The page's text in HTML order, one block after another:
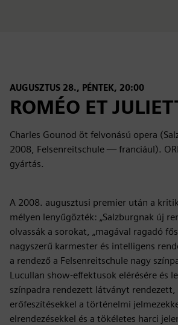
AUGUSZTUS 28., PÉNTEK, 20:00
ROMÉO ET
Charles Gounod öt felvonású opera
2008, Felsenreitschule — franciául).
gyártás.
A 2008. augusztusi premier után a
mélyen lenyűgözték: „Salzburgnak új
olvassák a sorokat, „magával ragadó
nagyszerű karmester és intelligens
a rendező a Felsenreitschule nagy
Lucullan show-effektusok elérésére és
színpadra rendezett látványt rendezett,
erőfeszítésekkel a történelmi
elrendezésekkel és a tökéletes harci